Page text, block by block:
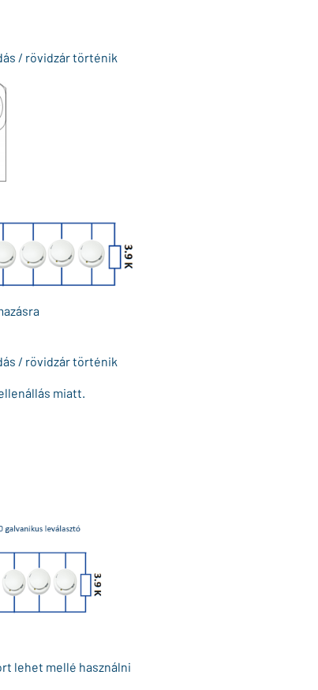
/ rövidzár történik
/ rövidzár történik
miatt.
lehet mellé használni